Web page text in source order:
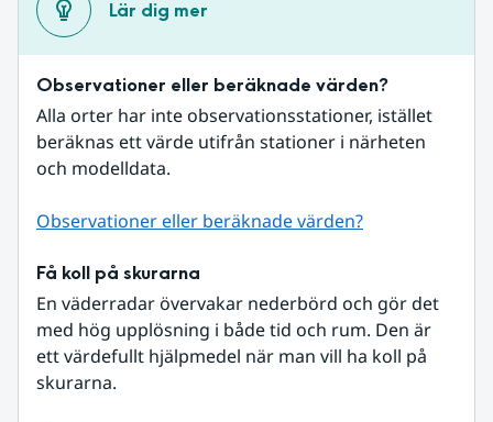
Lär dig mer
Observationer eller beräknade värden?
Alla orter har inte observationsstationer, istället
beräknas ett värde utifrån stationer i närheten
och modelldata.
Observationer eller beräknade värden?
Få koll på skurarna
En väderradar övervakar nederbörd och gör det
med hög upplösning i både tid och rum. Den är
ett värdefullt hjälpmedel när man vill ha koll på
skurarna.